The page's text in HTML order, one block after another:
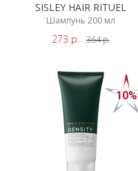
SISLEY HAIR RITUEL
Шампунь 200 мл
273 р. 364р.
10%